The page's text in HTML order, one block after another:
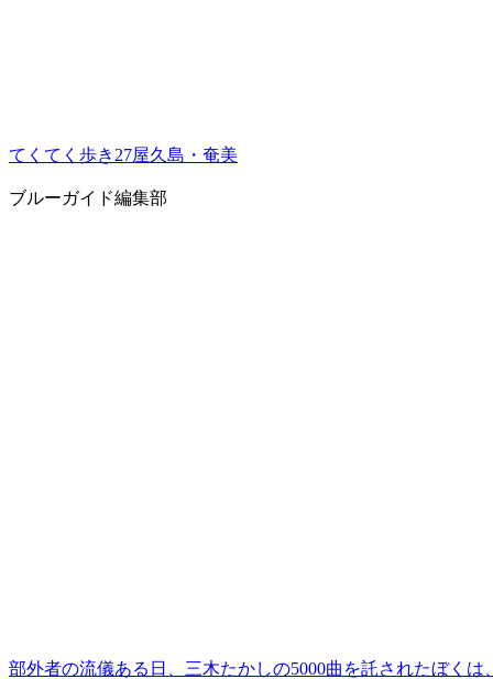
てくてく歩き27屋久島・奄美
ブルーガイド編集部
部外者の流儀ある日、三木たかしの5000曲を託されたぼく